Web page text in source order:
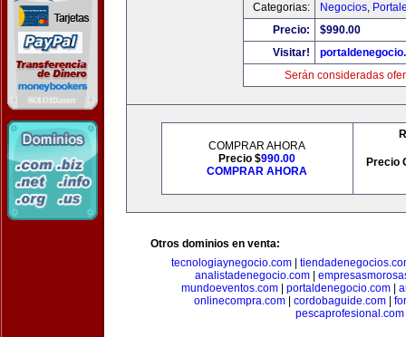
Categorias:
Negocios,
Precio:
$990.00
Visitar!
Serán consideradas
COMPRAR AHORA
Precio $990.00
COMPRAR AHORA
Precio
Otros dominios en venta:
tecnologiaynegocio.com
analistadenegocio.com
mundoeventos.com| portaldenegocio.com|
onlinecompra.com| cordobaguide.com|
pescaprofesional.com